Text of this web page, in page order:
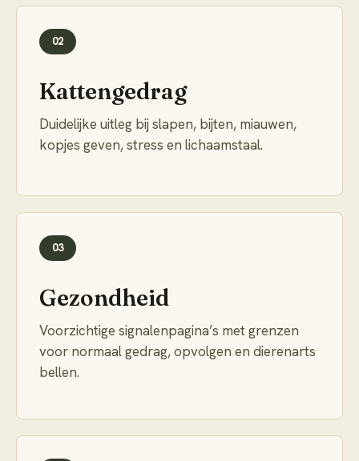
02
Kattengedrag
Duidelijke uitleg bij slapen, bijten, miauwen,
kopjes geven, stress en lichaamstaal.
03
Gezondheid
Voorzichtige signalenpagina’s met grenzen
voor normaal gedrag, opvolgen en dierenarts
bellen.